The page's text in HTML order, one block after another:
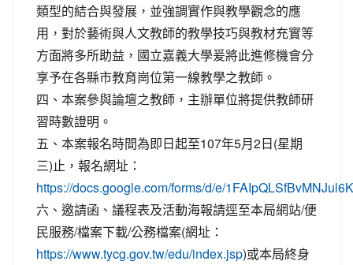
類型的結合與發展，並強調實作與教學觀念的應
用，對於藝術與人文教師的教學技巧與教材充實等
方面將多所助益，國立嘉義大學爰將此進修機會分
享予在各縣市教育崗位第一線教學之教師。
四、本案參與論壇之教師，主辦單位將提供教師研
習時數證明。
五、本案報名時間為即日起至107年5月2日(星期
三)止，報名網址：
https://docs.google.com/forms/d/e/
六、邀請函、議程表及活動海報請逕至本局網站/便
民服務/檔案下載/公務檔案(網址：
https://www.tycg.gov.tw/edu/index.jsp)或本局終身